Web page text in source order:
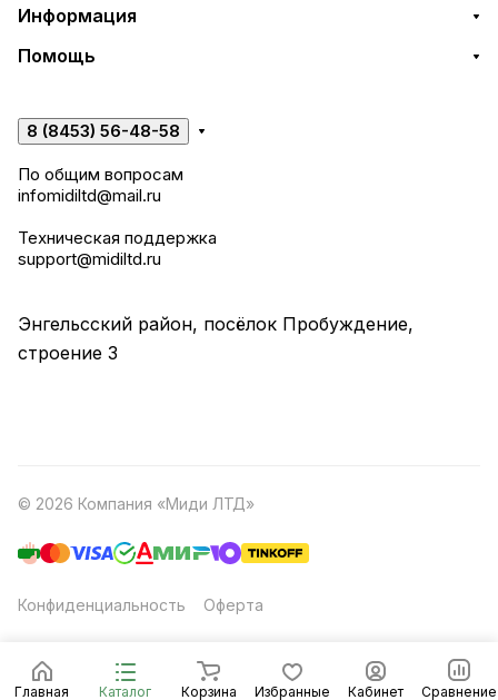
Главная Каталог Корзина Избранные Кабинет Сравнение
Информация
Помощь
8 (8453) 56-48-58
По общим вопросам
infomidiltd@mail.ru
Техническая поддержка
support@midiltd.ru
Энгельсский район, посёлок Пробуждение,
строение 3
© 2026 Компания «Миди ЛТД»
Конфиденциальность Оферта